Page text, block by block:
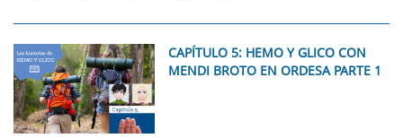
CAPÍTULO 5: HEMO Y GLICO CON
MENDI BROTO EN ORDESA PARTE 1